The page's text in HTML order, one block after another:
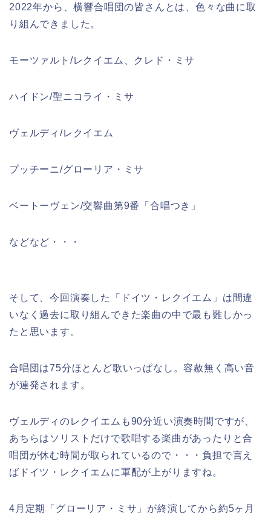
2022年から、横響合唱団の皆さんとは、色々な曲に取
り組んできました。
モーツァルト/レクイエム、クレド・ミサ
ハイドン/聖ニコライ・ミサ
ヴェルディ/レクイエム
プッチーニ/グローリア・ミサ
ベートーヴェン/交響曲第9番「合唱つき」
などなど・・・
そして、今回演奏した「ドイツ・レクイエム」は間違
いなく過去に取り組んできた楽曲の中で最も難しかっ
たと思います。
合唱団は75分ほとんど歌いっぱなし。容赦無く高い音
が連発されます。
ヴェルディのレクイエムも90分近い演奏時間ですが、
あちらはソリストだけで歌唱する楽曲があったりと合
唱団が休む時間が取られているので・・・負担で言え
ばドイツ・レクイエムに軍配が上がりますね。
4月定期「グローリア・ミサ」が終演してから約5ヶ月